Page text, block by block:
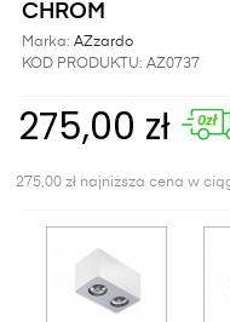
CHROM
Marka: AZzardo
KOD PRODUKTU: AZ0737
275,00 zł
275,00 zł najniższa cena w